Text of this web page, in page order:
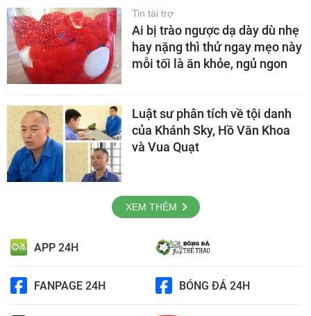
Tin tài trợ
Ai bị trào ngược dạ dày dù nhẹ
hay nặng thì thử ngay mẹo này
mỗi tối là ăn khỏe, ngủ ngon
Luật sư phân tích về tội danh
của Khánh Sky, Hồ Văn Khoa
và Vua Quạt
XEM THÊM
APP 24H
FANPAGE 24H BÓNG ĐÁ 24H